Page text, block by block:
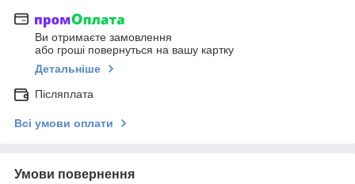
Ви отримаєте замовлення
або гроші повернуться на вашу картку
Детальніше
Післяплата
Всі умови оплати
Умови повернення